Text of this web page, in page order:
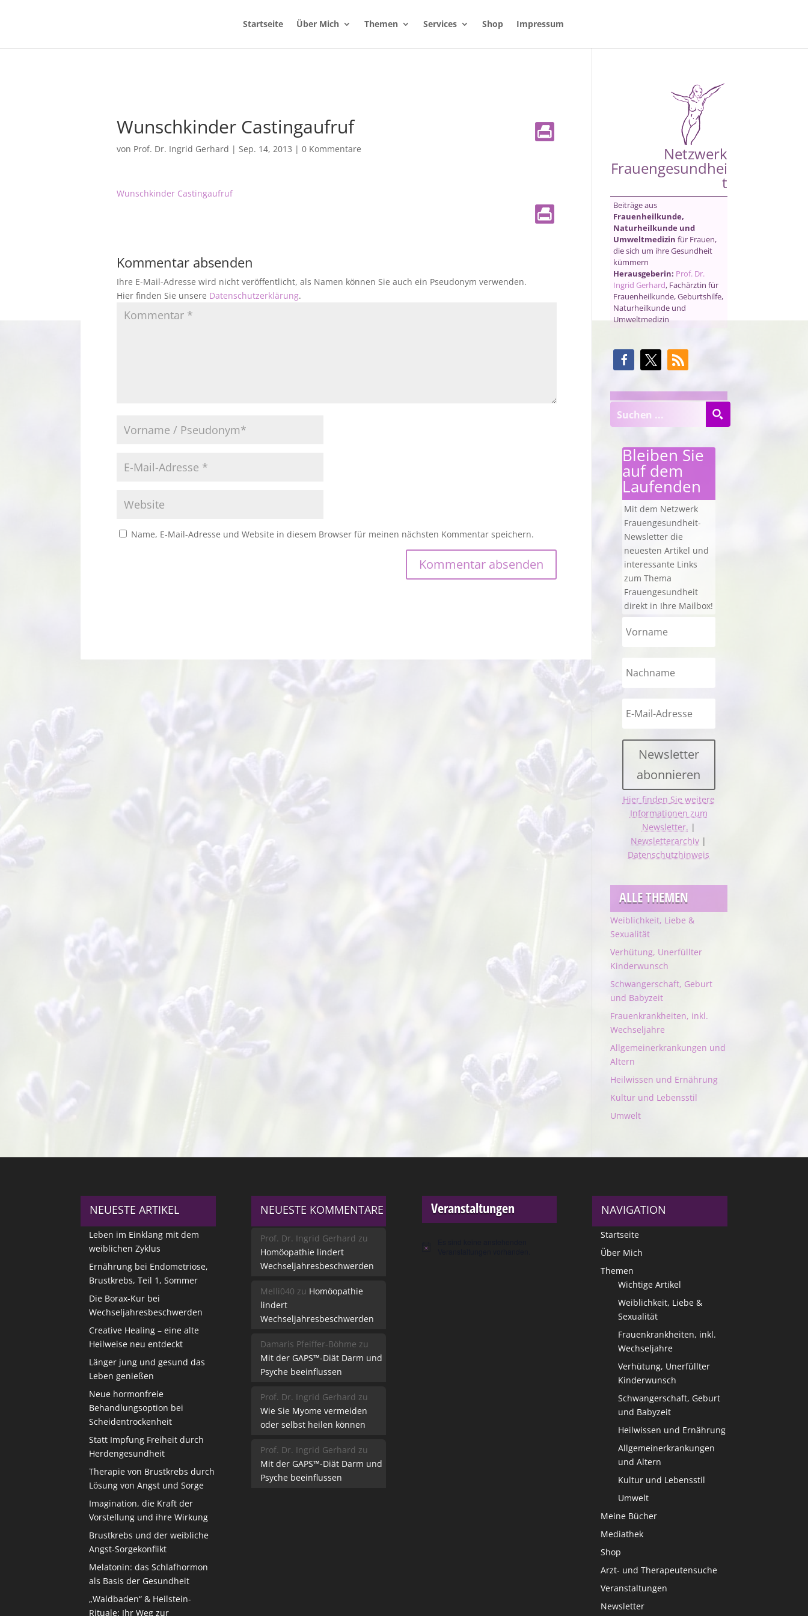
Startseite Über Mich Themen Services Shop Impressum
Wunschkinder Castingaufruf
von Prof. Dr. Ingrid Gerhard | Sep. 14, 2013 | 0 Kommentare
Wunschkinder Castingaufruf
Kommentar absenden
Ihre E-Mail-Adresse wird nicht veröffentlicht, als Namen können Sie auch ein Pseudonym verwenden.
Hier finden Sie unsere Datenschutzerklärung.
Name, E-Mail-Adresse und Website in diesem Browser für meinen nächsten Kommentar speichern.
Netzwerk
Frauengesundhei
t
Beiträge aus
Frauenheilkunde,
Naturheilkunde und
Umweltmedizin für Frauen,
die sich um ihre Gesundheit
kümmern
Herausgeberin: Prof. Dr.
Ingrid Gerhard, Fachärztin für
Frauenheilkunde, Geburtshilfe,
Naturheilkunde und
Umweltmedizin
Bleiben Sie
auf dem
Laufenden
Mit dem Netzwerk
Frauengesundheit-
Newsletter die
neuesten Artikel und
interessante Links
zum Thema
Frauengesundheit
direkt in Ihre Mailbox!
Newsletter
abonnieren
Hier finden Sie weitere
Informationen zum
Newsletter. |
Newsletterarchiv |
Datenschutzhinweis
ALLE THEMEN
Weiblichkeit, Liebe &
Sexualität
Verhütung, Unerfüllter
Kinderwunsch
Schwangerschaft, Geburt
und Babyzeit
Frauenkrankheiten, inkl.
Wechseljahre
Allgemeinerkrankungen und
Altern
Heilwissen und Ernährung
Kultur und Lebensstil
Umwelt
NEUESTE ARTIKEL
Leben im Einklang mit dem
weiblichen Zyklus
Ernährung bei Endometriose,
Brustkrebs, Teil 1, Sommer
Die Borax-Kur bei
Wechseljahresbeschwerden
Creative Healing – eine alte
Heilweise neu entdeckt
Länger jung und gesund das
Leben genießen
Neue hormonfreie
Behandlungsoption bei
Scheidentrockenheit
Statt Impfung Freiheit durch
Herdengesundheit
Therapie von Brustkrebs durch
Lösung von Angst und Sorge
Imagination, die Kraft der
Vorstellung und ihre Wirkung
Brustkrebs und der weibliche
Angst-Sorgekonflikt
Melatonin: das Schlafhormon
als Basis der Gesundheit
„Waldbaden“ & Heilstein-
Rituale: Ihr Weg zur
NEUESTE KOMMENTARE
Prof. Dr. Ingrid Gerhard zu
Homöopathie lindert
Wechseljahresbeschwerden
Melli040 zu Homöopathie
lindert
Wechseljahresbeschwerden
Damaris Pfeiffer-Böhme zu
Mit der GAPS™-Diät Darm und
Psyche beeinflussen
Prof. Dr. Ingrid Gerhard zu
Wie Sie Myome vermeiden
oder selbst heilen können
Prof. Dr. Ingrid Gerhard zu
Mit der GAPS™-Diät Darm und
Psyche beeinflussen
Veranstaltungen
Hinweis
NAVIGATION
Startseite
Über Mich
Themen
Wichtige Artikel
Weiblichkeit, Liebe &
Sexualität
Frauenkrankheiten, inkl.
Wechseljahre
Verhütung, Unerfüllter
Kinderwunsch
Schwangerschaft, Geburt
und Babyzeit
Heilwissen und Ernährung
Allgemeinerkrankungen
und Altern
Kultur und Lebensstil
Umwelt
Meine Bücher
Mediathek
Shop
Arzt- und Therapeutensuche
Veranstaltungen
Newsletter